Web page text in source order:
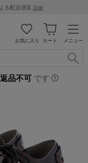
る配送遅延 詳細
メニュー
カート
お気に入り
品不可 です